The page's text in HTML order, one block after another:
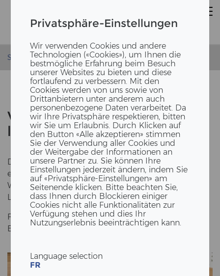
Privatsphäre-Einstellungen
Wir verwenden Cookies und andere
Technologien («Cookies»), um Ihnen die
bestmögliche Erfahrung beim Besuch
unserer Websites zu bieten und diese
fortlaufend zu verbessern. Mit den
Cookies werden von uns sowie von
Drittanbietern unter anderem auch
personenbezogene Daten verarbeitet. Da
wir Ihre Privatsphäre respektieren, bitten
wir Sie um Erlaubnis. Durch Klicken auf
den Button «Alle akzeptieren» stimmen
Sie der Verwendung aller Cookies und
der Weitergabe der Informationen an
unsere Partner zu. Sie können Ihre
Einstellungen jederzeit ändern, indem Sie
auf «Privatsphäre-Einstellungen» am
Seitenende klicken. Bitte beachten Sie,
dass Ihnen durch Blockieren einiger
Cookies nicht alle Funktionalitäten zur
Verfügung stehen und dies Ihr
Nutzungserlebnis beeinträchtigen kann.
Language selection
FR
Startseite Kontakt
Vie­len Dank für Ihre Be­stel­
lung
Das Ex­em­plar wird in den nächs­ten Tagen bei Ihnen
ein­tref­fen.
Wir wün­schen Ihnen viel In­spi­ra­ti­on und Spass beim
Lesen.
Freund­li­che Grüs­se
ERNE AG Holz­bau